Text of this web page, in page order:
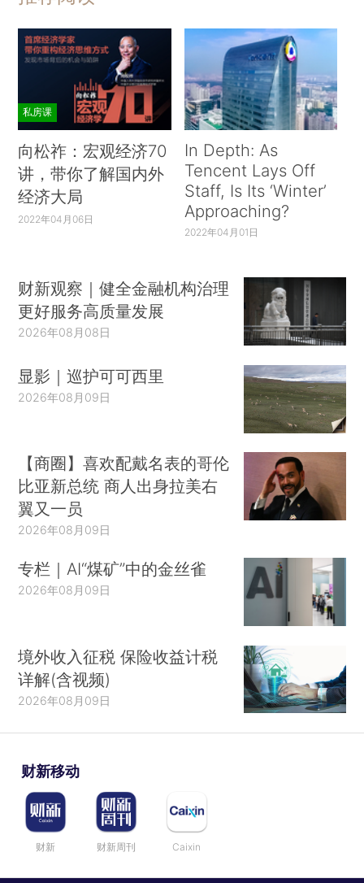
私房课
向松祚：宏观经济70
讲，带你了解国内外
经济大局
2022年04月06日
In Depth: As
Tencent Lays Off
Staff, Is Its ‘Winter’
Approaching?
2022年04月01日
财新观察｜健全金融机构治理
更好服务高质量发展
2026年08月08日
显影｜巡护可可西里
2026年08月09日
【商圈】喜欢配戴名表的哥伦
比亚新总统 商人出身拉美右
翼又一员
2026年08月09日
专栏｜AI“煤矿”中的金丝雀
2026年08月09日
境外收入征税 保险收益计税
详解(含视频)
2026年08月09日
财新移动
财新 财新周刊 Caixin